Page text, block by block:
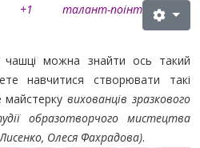
+1 талант-поінт
чашці можна знайти ось такий
навчитися створювати такі
майстеркувихованців зразкового
образотворчого мистецтва
Олеся Фахрадова).